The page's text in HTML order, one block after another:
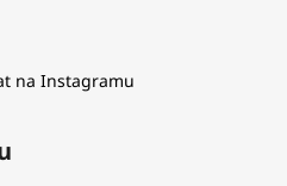
na Instagramu